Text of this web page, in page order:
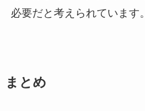
必要だと考えられています。
まとめ